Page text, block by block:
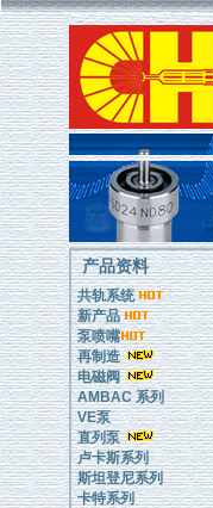
产品资料
共轨系统
新产品
泵喷嘴
再制造
电磁阀
AMBAC 系列
VE泵
直列泵
卢卡斯系列
斯坦登尼系列
卡特系列